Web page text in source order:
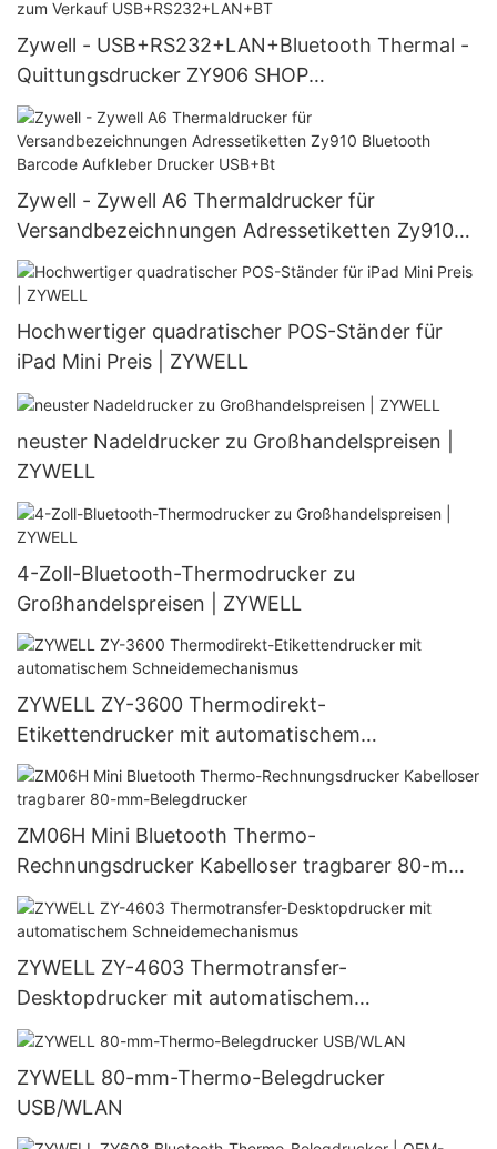
Zywell - USB+RS232+LAN+Bluetooth Thermal -
Quittungsdrucker ZY906 SHOP
Supermarktproduktiondrucker zum Verkauf
USB+RS232+LAN+BT
Zywell - Zywell A6 Thermaldrucker für
Versandbezeichnungen Adressetiketten Zy910
Bluetooth Barcode Aufkleber Drucker USB+Bt
Hochwertiger quadratischer POS-Ständer für
iPad Mini Preis | ZYWELL
neuster Nadeldrucker zu Großhandelspreisen |
ZYWELL
4-Zoll-Bluetooth-Thermodrucker zu
Großhandelspreisen | ZYWELL
ZYWELL ZY-3600 Thermodirekt-
Etikettendrucker mit automatischem
Schneidemechanismus
ZM06H Mini Bluetooth Thermo-
Rechnungsdrucker Kabelloser tragbarer 80-mm-
Belegdrucker
ZYWELL ZY-4603 Thermotransfer-
Desktopdrucker mit automatischem
Schneidemechanismus
ZYWELL 80-mm-Thermo-Belegdrucker
USB/WLAN